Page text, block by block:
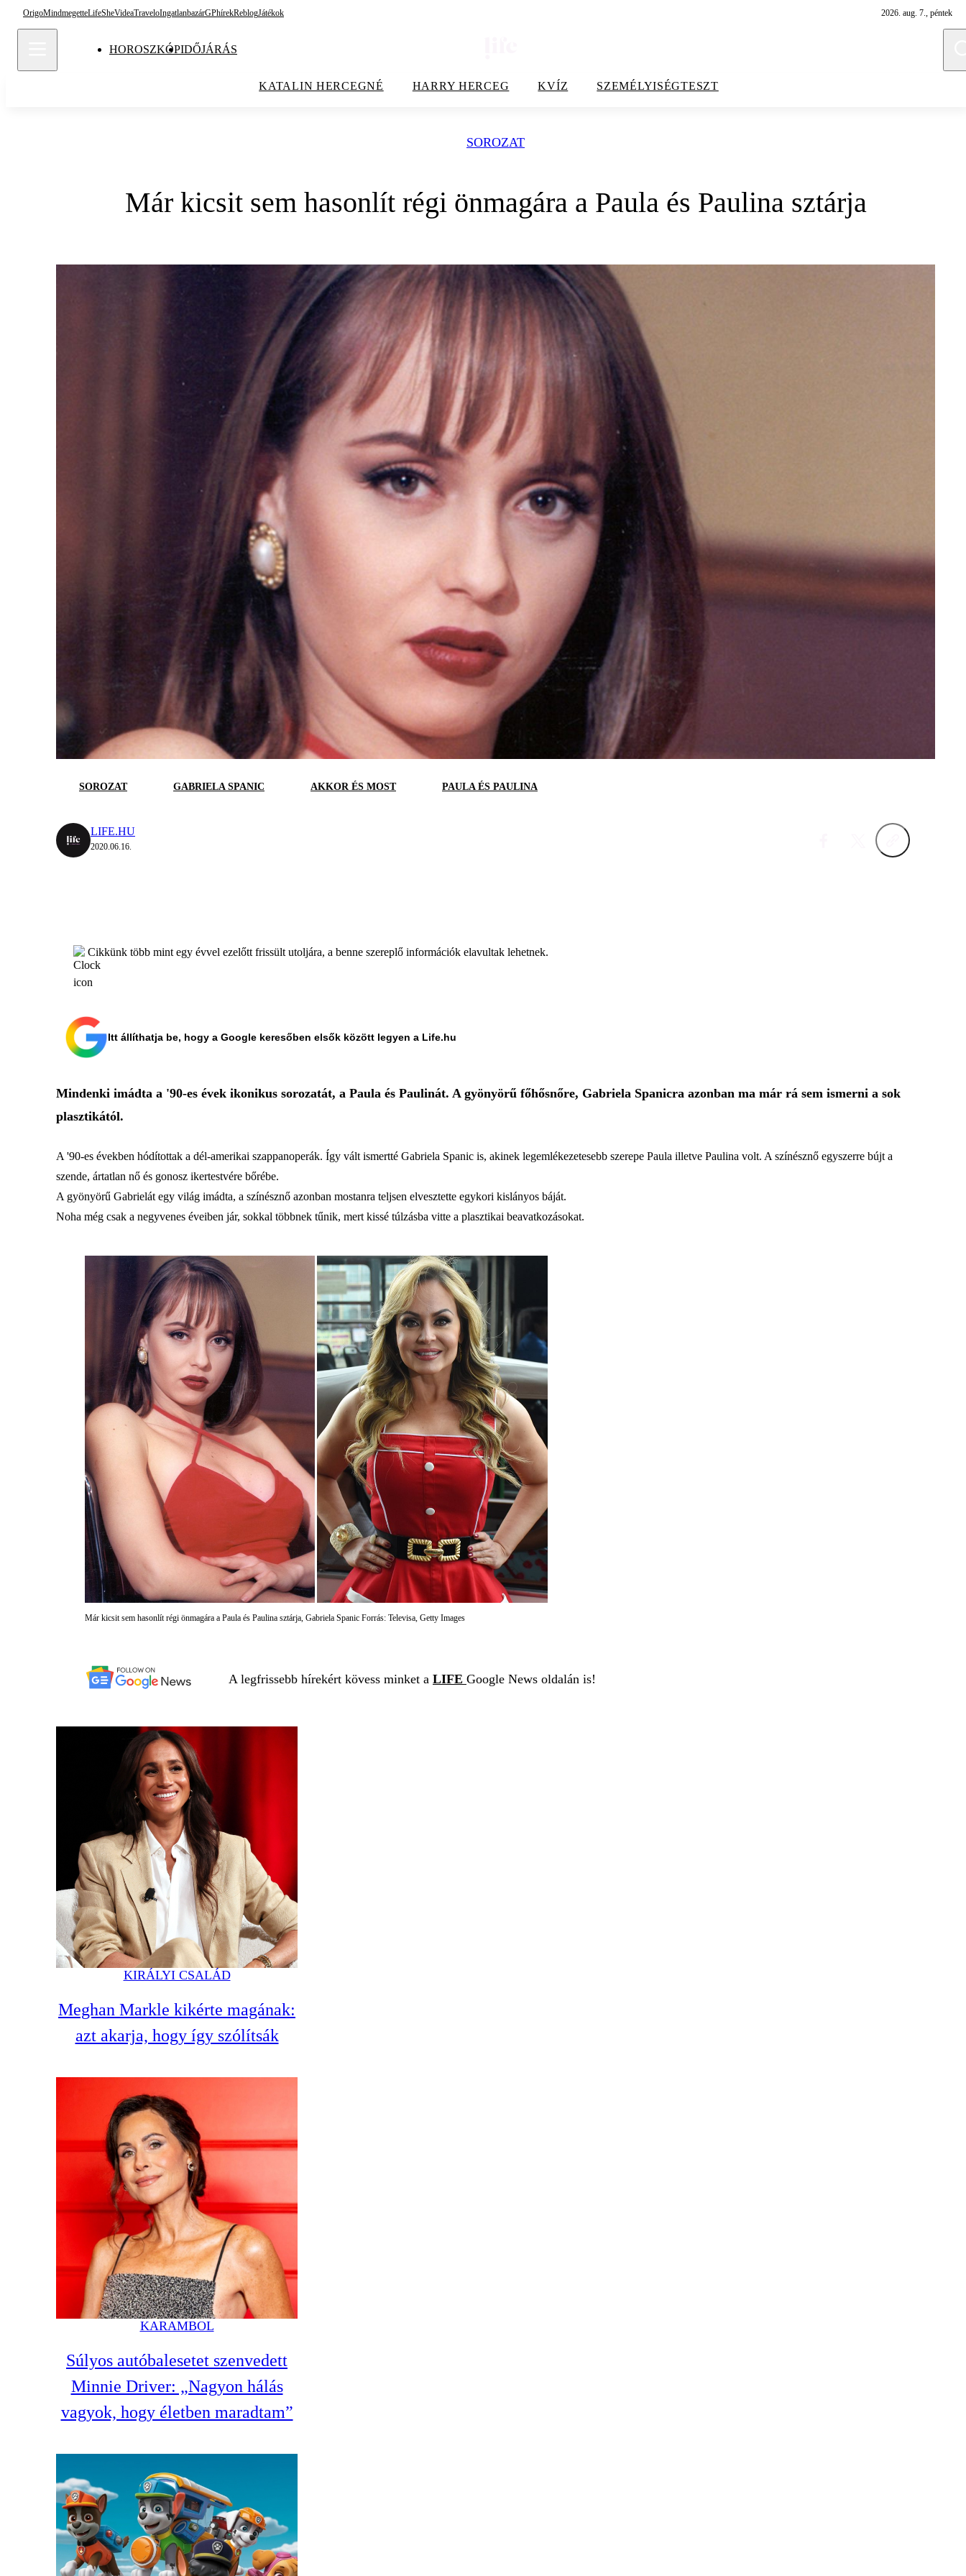
OrigoMindmegetteLifeSheVideaTraveloIngatlanbazárGPhírekReblogJátékok 2026. aug. 7., péntek
HOROSZKÓPIDŐJÁRÁS
KATALIN HERCEGNÉ HARRY HERCEG KVÍZ SZEMÉLYISÉGTESZT
SOROZAT
Már kicsit sem hasonlít régi önmagára a Paula és Paulina sztárja
SOROZAT GABRIELA SPANIC AKKOR ÉS MOST PAULA ÉS PAULINA
LIFE.HU
2020.06.16.
Cikkünk több mint egy évvel ezelőtt frissült utoljára, a benne szereplő információk elavultak lehetnek.
Itt állíthatja be, hogy a Google keresőben elsők között legyen a Life.hu
Mindenki imádta a '90-es évek ikonikus sorozatát, a Paula és Paulinát. A gyönyörű főhősnőre, Gabriela Spanicra azonban ma már rá sem ismerni a sok
plasztikától.
A '90-es években hódítottak a dél-amerikai szappanoperák. Így vált ismertté Gabriela Spanic is, akinek legemlékezetesebb szerepe Paula illetve Paulina volt. A színésznő egyszerre bújt a
szende, ártatlan nő és gonosz ikertestvére bőrébe.
A gyönyörű Gabrielát egy világ imádta, a színésznő azonban mostanra teljsen elvesztette egykori kislányos báját.
Noha még csak a negyvenes éveiben jár, sokkal többnek tűnik, mert kissé túlzásba vitte a plasztikai beavatkozásokat.
Már kicsit sem hasonlít régi önmagára a Paula és Paulina sztárja, Gabriela Spanic Forrás: Televisa, Getty Images
A legfrissebb hírekért kövess minket a LIFE Google News oldalán is!
KIRÁLYI CSALÁD
Meghan Markle kikérte magának:
azt akarja, hogy így szólítsák
KARAMBOL
Súlyos autóbalesetet szenvedett
Minnie Driver: „Nagyon hálás
vagyok, hogy életben maradtam”